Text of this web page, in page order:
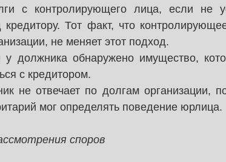
с контролирующего лица, если не
Тот факт, что
не меняет этот подход.
у должника обнаружено имущество,
с кредитором.
не отвечает по долгам организации,
мог определять поведение юрлица.
споров